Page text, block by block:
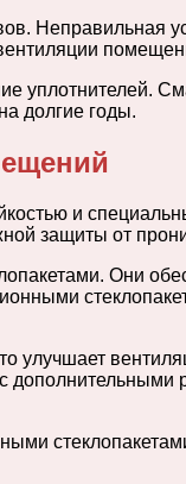
Неправильная
уплотнителей.
долгие годы.
и
защиты от
Они
улучшает